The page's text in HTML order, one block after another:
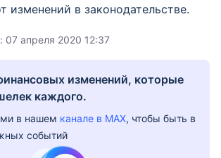
изменений в законодательстве.
07 апреля 2020 12:37
изменений, которые
каждого.
в нашем канале в MAX, чтобы быть в
событий